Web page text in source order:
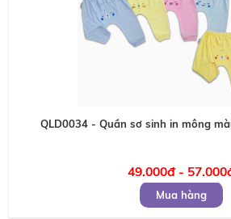
QLD0034 - Quần sơ sinh in mông
49.000đ -
Mua hàng